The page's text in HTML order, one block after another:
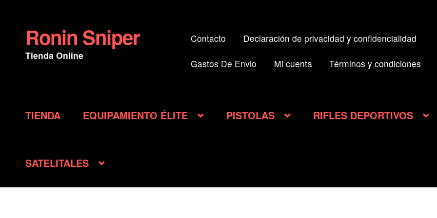
Ir
a
la
Ir
al
contenido
Ronin Sniper
Tienda Online
Contacto Declaración de privacidad y confidencialidad
Gastos De Envio Mi cuenta Términos y condiciones
TIENDA EQUIPAMIENTO ÉLITE PISTOLAS RIFLES DEPORTIVOS
SATELITALES